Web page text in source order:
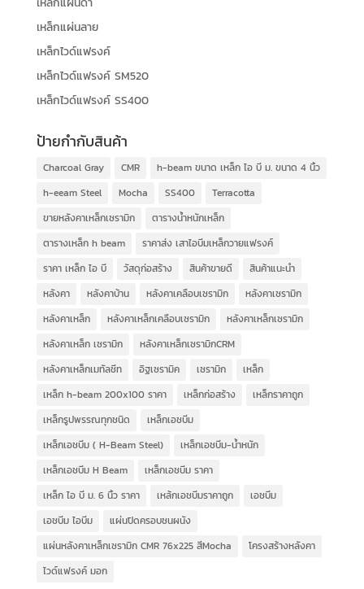
เหล็กแผ่นลาย
เหล็กไวด์แฟรงค์
เหล็กไวด์แฟรงค์ SM520
เหล็กไวด์แฟรงค์ SS400
ป้ายกำกับสินค้า
Charcoal Gray CMR
h-beam ขนาด เหล็ก ไอ บี ม. ขนาด 4 นิ้ว
h-eeam Steel
Mocha SS400
Terracotta
ขายหลังคาเหล็กเซรามิก
ตารางน้ำหนักเหล็ก
ตารางเหล็ก h beam
ราคาส่ง เสาไอบีมเหล็กวายแฟรงค์
ราคา เหล็ก ไอ บี
วัสดุก่อสร้าง สินค้าขายดี
สินค้าแนะนำ
หลังคา
หลังคาบ้าน หลังคาเคลือบเซรามิก
หลังคาเซรามิก
หลังคาเหล็ก
หลังคาเหล็กเคลือบเซรามิก
หลังคาเหล็กเซรามิก
หลังคาเหล็ก เซรามิก
หลังคาเหล็กเซรามิกCRM
หลังคาเหล็กเมทัลชีท
อิฐเซรามิค เซรามิก
เหล็ก
เหล็ก h-beam 200x100 ราคา
เหล็กก่อสร้าง
เหล็กราคาถูก
เหล็กรูปพรรณทุกชนิด
เหล็กเอชบีม
เหล็กเอชบีม ( H-Beam Steel)
เหล็กเอชบีม-น้ำหนัก
เหล็กเอชบีม H Beam
เหล็กเอชบีม ราคา
เหล็ก ไอ บี ม. 6 นิ้ว ราคา
เหล้กเอชบีมราคาถูก
เอชบีม
เอชบีม ไอบีม
แผ่นปิดครอบชนผนัง
แผ่นหลังคาเหล็กเซรามิก CMR 76x225 สีMocha
โครงสร้างหลังคา
ไวด์แฟรงค์ มอก